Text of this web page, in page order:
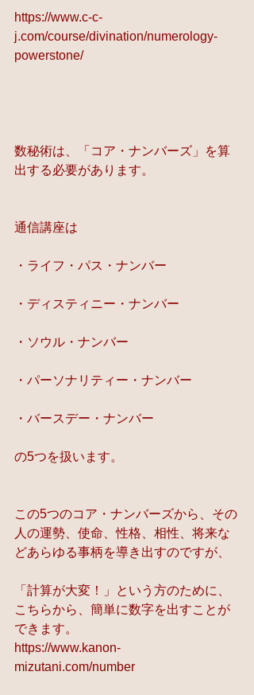
https://www.c-c-
j.com/course/divination/numerology-
powerstone/
数秘術は、「コア・ナンバーズ」を算
出する必要があります。
通信講座は
・ライフ・パス・ナンバー
・ディスティニー・ナンバー
・ソウル・ナンバー
・パーソナリティー・ナンバー
・バースデー・ナンバー
の5つを扱います。
この5つのコア・ナンバーズから、その
人の運勢、使命、性格、相性、将来な
どあらゆる事柄を導き出すのですが、
「計算が大変！」という方のために、
こちらから、簡単に数字を出すことが
できます。
https://www.kanon-
mizutani.com/number